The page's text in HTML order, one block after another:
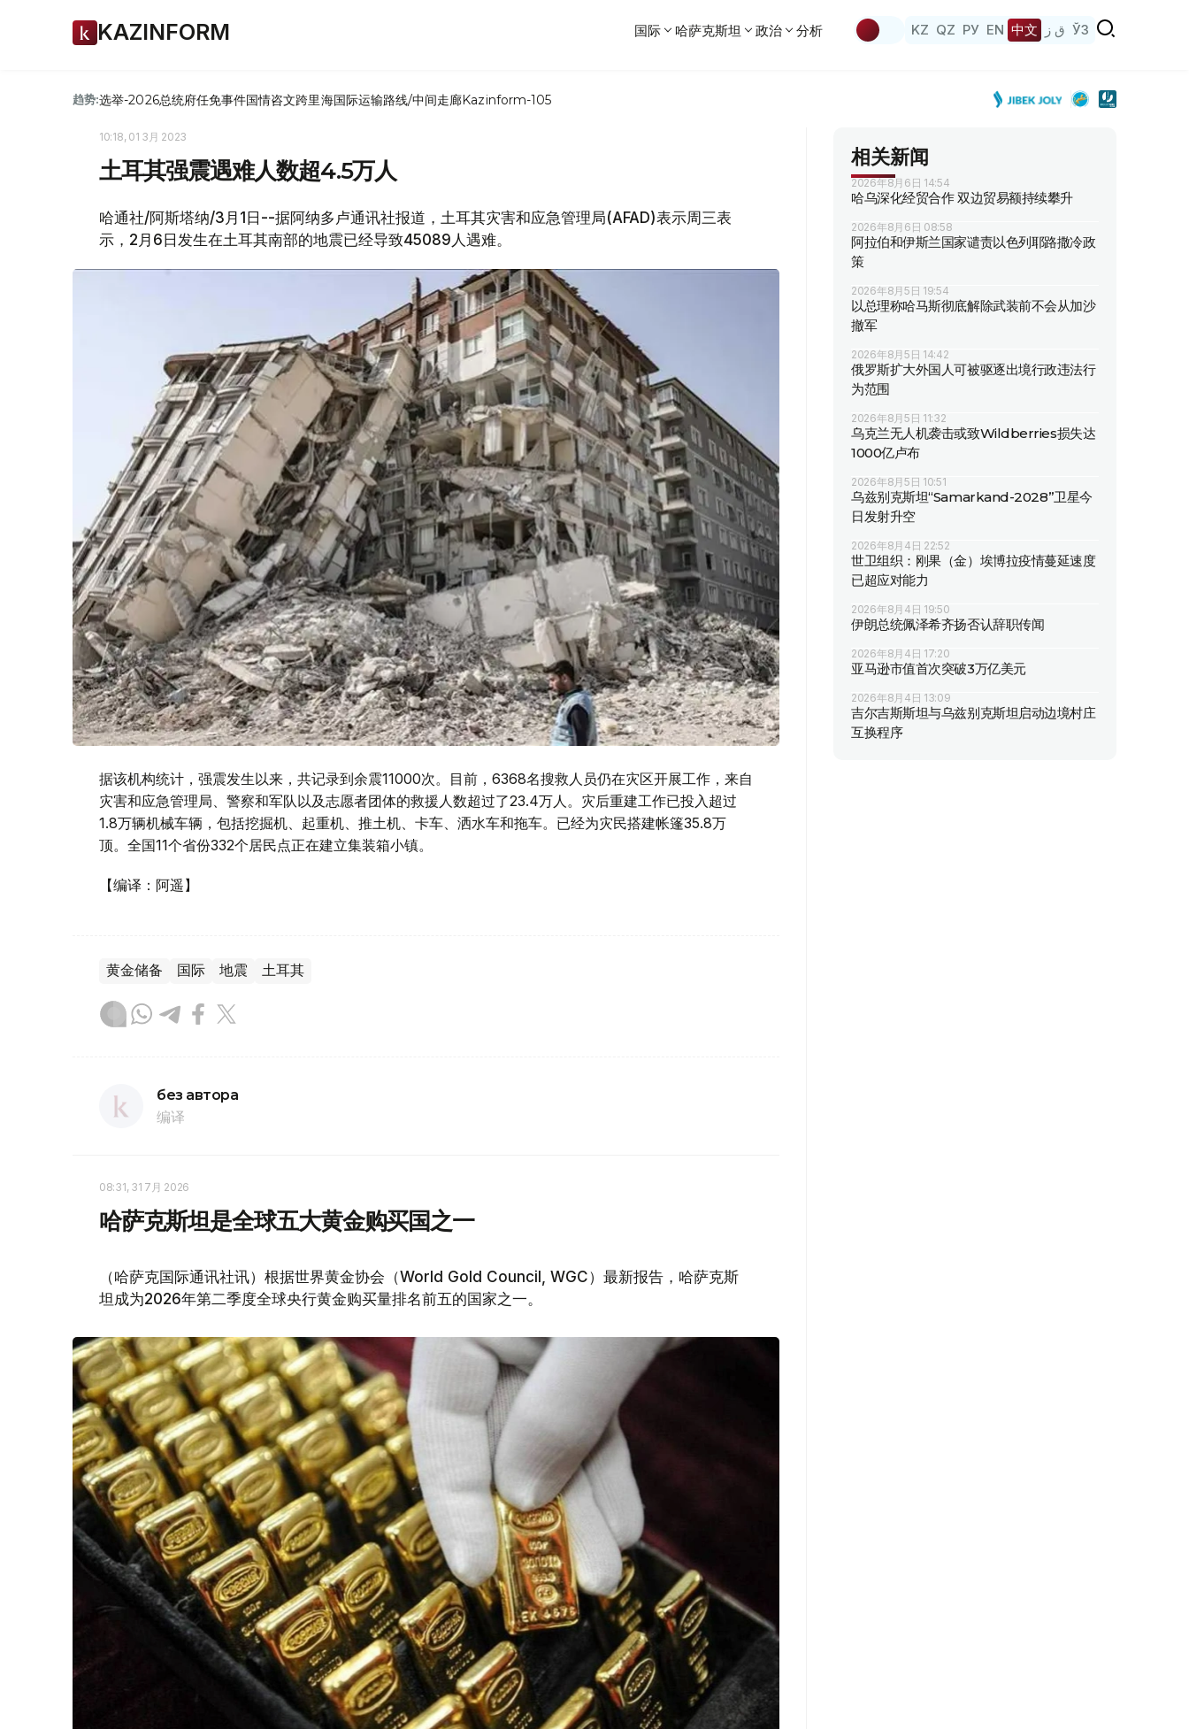
KAZINFORM 国际 哈萨克斯坦 政治 分析 KZ QZ РУ EN 中文 ق ز ЎЗ
趋势:选举-2026总统府任免事件国情咨文跨里海国际运输路线/中间走廊Kazinform-105
10:18, 01 3月 2023
土耳其强震遇难人数超4.5万人
哈通社/阿斯塔纳/3月1日--据阿纳多卢通讯社报道，土耳其灾害和应急管理局(AFAD)表示周三表
示，2月6日发生在土耳其南部的地震已经导致45089人遇难。
据该机构统计，强震发生以来，共记录到余震11000次。目前，6368名搜救人员仍在灾区开展工作，来自
灾害和应急管理局、警察和军队以及志愿者团体的救援人数超过了23.4万人。灾后重建工作已投入超过
1.8万辆机械车辆，包括挖掘机、起重机、推土机、卡车、洒水车和拖车。已经为灾民搭建帐篷35.8万
顶。全国11个省份332个居民点正在建立集装箱小镇。
【编译：阿遥】
黄金储备 国际 地震 土耳其
без автора
编译
08:31, 31 7月 2026
哈萨克斯坦是全球五大黄金购买国之一
（哈萨克国际通讯社讯）根据世界黄金协会（World Gold Council, WGC）最新报告，哈萨克斯
坦成为2026年第二季度全球央行黄金购买量排名前五的国家之一。
相关新闻
2026年8月6日 14:54
哈乌深化经贸合作 双边贸易额持续攀升
2026年8月6日 08:58
阿拉伯和伊斯兰国家谴责以色列耶路撒冷政
策
2026年8月5日 19:54
以总理称哈马斯彻底解除武装前不会从加沙
撤军
2026年8月5日 14:42
俄罗斯扩大外国人可被驱逐出境行政违法行
为范围
2026年8月5日 11:32
乌克兰无人机袭击或致Wildberries损失达
1000亿卢布
2026年8月5日 10:51
乌兹别克斯坦“Samarkand-2028”卫星今
日发射升空
2026年8月4日 22:52
世卫组织：刚果（金）埃博拉疫情蔓延速度
已超应对能力
2026年8月4日 19:50
伊朗总统佩泽希齐扬否认辞职传闻
2026年8月4日 17:20
亚马逊市值首次突破3万亿美元
2026年8月4日 13:09
吉尔吉斯斯坦与乌兹别克斯坦启动边境村庄
互换程序